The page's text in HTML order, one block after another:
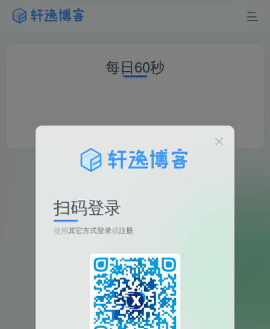
每日60秒
扫码登录
使用其它方式登录或注册